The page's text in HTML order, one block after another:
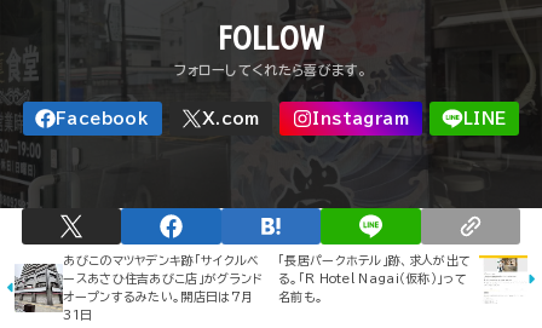
FOLLOW
あびこのマツヤデンキ跡「サイクルベ
ースあさひ住吉あびこ店」がグランド
オープンするみたい。開店日は7月
31日
「長居パークホテル」跡、求人が出て
る。「R Hotel Nagai（仮称）」って
名前も。